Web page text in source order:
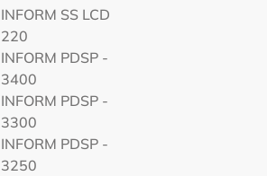
INFORM SS LCD
220
INFORM PDSP -
3400
INFORM PDSP -
3300
INFORM PDSP -
3250